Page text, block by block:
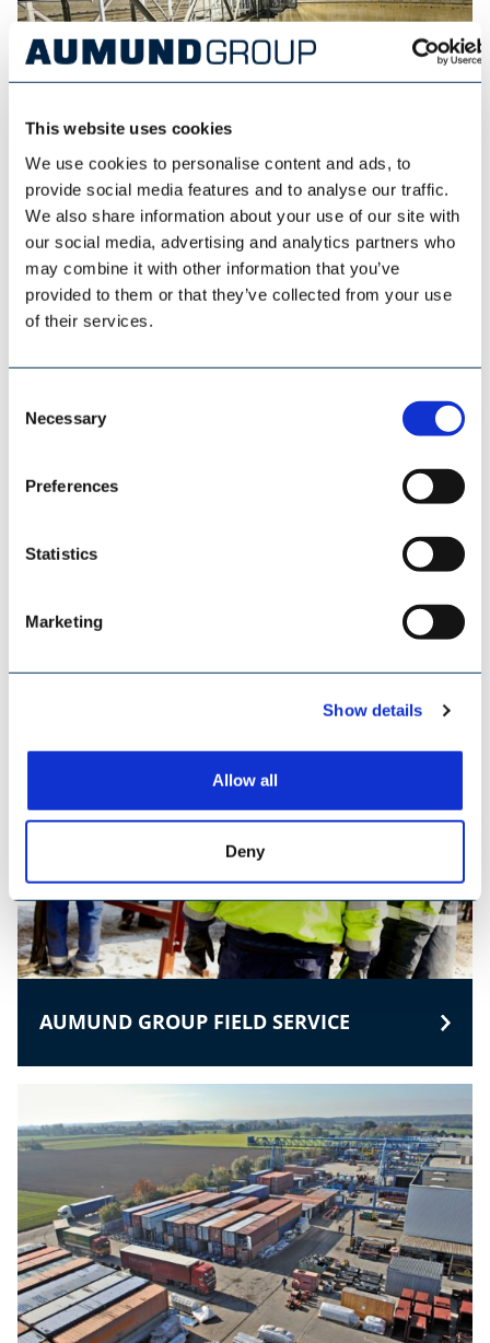
This website uses cookies
We use cookies to personalise content and ads, to
provide social media features and to analyse our traffic.
We also share information about your use of our site with
our social media, advertising and analytics partners who
may combine it with other information that you’ve
provided to them or that they’ve collected from your use
of their services.
Selection
Necessary
Preferences
Statistics
Marketing
Show details
Allow all
Deny
ESI EUROSILO
TILEMANN KETTEN & KOMPONENTEN
AUMUND GROUP FIELD SERVICE